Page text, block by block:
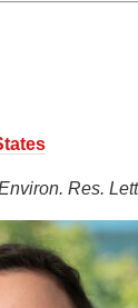
Res.